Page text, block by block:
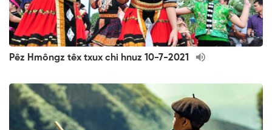
Pêz Hmôngz têx txux chi hnuz 10-7-2021